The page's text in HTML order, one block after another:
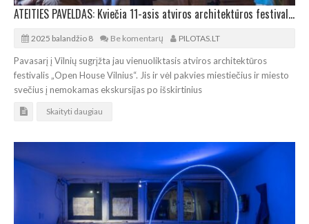
ATEITIES PAVELDAS: Kviečia 11-asis atviros architektūros festivalis „Open House Vilnius“
2025 balandžio 8 Be komentarų PILOTAS.LT
Pavasarį į Vilnių sugrįžta jau vienuoliktasis atviros architektūros
festivalis „Open House Vilnius“. Jis ir vėl pakvies miestiečius ir miesto
svečius į nemokamas ekskursijas po išskirtinius
Skaityti daugiau